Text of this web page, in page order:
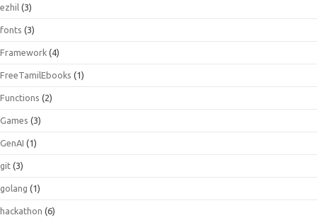
ezhil (3)
fonts (3)
Framework (4)
FreeTamilEbooks (1)
Functions (2)
Games (3)
GenAI (1)
git (3)
golang (1)
hackathon (6)